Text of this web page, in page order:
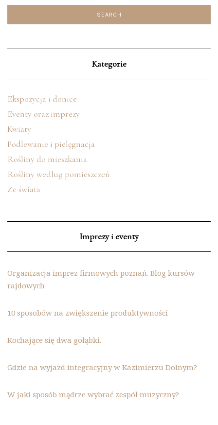
Kategorie
Ekspozycja i donice
Eventy oraz imprezy
Kwiaty
Podlewanie i pielęgnacja
Rośliny do mieszkania
Rośliny według pomieszczeń
Ze świata
Imprezy i eventy
Organizacja imprez firmowych poznań. Blog kursów
rajdowych
10 sposobów na zwiększenie produktywności
Kochające się dwa gołąbki.
Gdzie na wyjazd integracyjny w Kazimierzu Dolnym?
W jaki sposób mądrze wybrać zespół muzyczny?